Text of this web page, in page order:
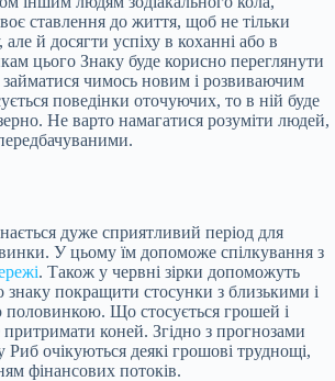
ставлення до життя, щоб не тільки
й досягти успіху в коханні або в
цього Знаку буде корисно переглянути
займатися чимось новим і розвиваючим
поведінки оточуючих, то в ній буде
Не варто намагатися розуміти людей,
дуже сприятливий період для
У цьому їм допоможе спілкування з
. Також у червні зірки допоможуть
знаку покращити стосунки з близькими і
Що стосується грошей і
коней. Згідно з прогнозами
Риб очікуються деякі грошові труднощі,
фінансових потоків.